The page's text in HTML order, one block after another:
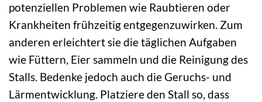
potenziellen Problemen wie Raubtieren oder
Krankheiten frühzeitig entgegenzuwirken. Zum
anderen erleichtert sie die täglichen Aufgaben
wie Füttern, Eier sammeln und die Reinigung des
Stalls. Bedenke jedoch auch die Geruchs- und
Lärmentwicklung. Platziere den Stall so, dass